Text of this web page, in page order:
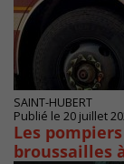
SAINT-HUBERT
Publié le 20 juillet
Les
broussailles